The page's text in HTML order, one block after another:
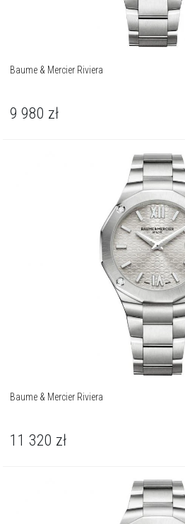
Baume & Mercier Riviera
9 980 zł
Baume & Mercier Riviera
11 320 zł